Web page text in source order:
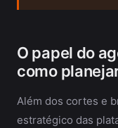
O papel do
como
Além dos cortes e
estratégico das